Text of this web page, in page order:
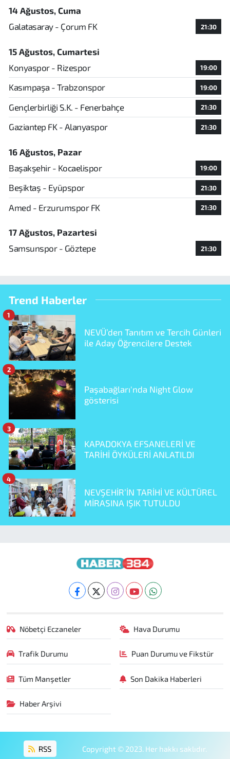
14 Ağustos, Cuma
Galatasaray - Çorum FK
21:30
15 Ağustos, Cumartesi
Konyaspor - Rizespor
19:00
Kasımpaşa - Trabzonspor 19:00
Gençlerbirliği S.K. - Fenerbahçe 21:30
Gaziantep FK - Alanyaspor 21:30
16 Ağustos, Pazar
Başakşehir - Kocaelispor
19:00
Beşiktaş - Eyüpspor 21:30
Amed - Erzurumspor FK 21:30
17 Ağustos, Pazartesi
Samsunspor - Göztepe
21:30
Trend Haberler
NEVÜ’den Tanıtım ve Tercih Günleri
ile Aday Öğrencilere Destek
1
Paşabağları'nda Night Glow
gösterisi
2
KAPADOKYA EFSANELERİ VE
TARİHİ ÖYKÜLERİ ANLATILDI
3
NEVŞEHİR’İN TARİHİ VE KÜLTÜREL
MİRASINA IŞIK TUTULDU
4
Nöbetçi Eczaneler Hava Durumu
Trafik Durumu Puan Durumu ve Fikstür
Tüm Manşetler Son Dakika Haberleri
Haber Arşivi
RSS Copyright © 2023. Her hakkı saklıdır.